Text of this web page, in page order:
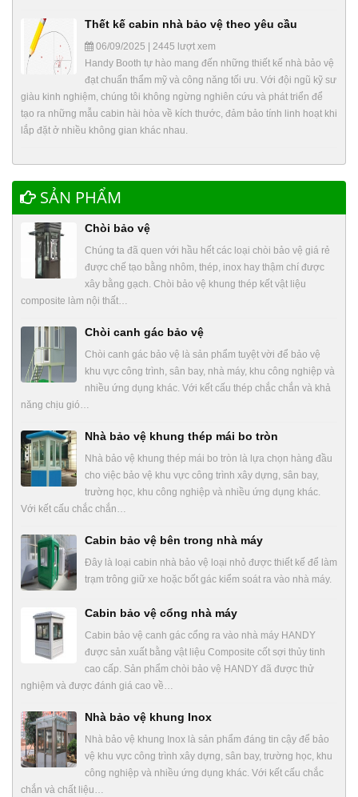
Thết kế cabin nhà bảo vệ theo yêu cầu
06/09/2025 | 2445 lượt xem
Handy Booth tự hào mang đến những thiết kế nhà bảo vệ
đạt chuẩn thẩm mỹ và công năng tối ưu. Với đội ngũ kỹ sư
giàu kinh nghiệm, chúng tôi không ngừng nghiên cứu và phát triển để
tạo ra những mẫu cabin hài hòa về kích thước, đảm bảo tính linh hoạt khi
lắp đặt ở nhiều không gian khác nhau.
SẢN PHẨM
Chòi bảo vệ
Chúng ta đã quen với hầu hết các loại chòi bảo vệ giá rẻ
được chế tạo bằng nhôm, thép, inox hay thậm chí được
xây bằng gạch. Chòi bảo vệ khung thép kết vật liệu
composite làm nội thất…
Chòi canh gác bảo vệ
Chòi canh gác bảo vệ là sản phẩm tuyệt vời để bảo vệ
khu vực công trình, sân bay, nhà máy, khu công nghiệp và
nhiều ứng dụng khác. Với kết cấu thép chắc chắn và khả
năng chịu gió…
Nhà bảo vệ khung thép mái bo tròn
Nhà bảo vệ khung thép mái bo tròn là lựa chọn hàng đầu
cho việc bảo vệ khu vực công trình xây dựng, sân bay,
trường học, khu công nghiệp và nhiều ứng dụng khác.
Với kết cấu chắc chắn…
Cabin bảo vệ bên trong nhà máy
Đây là loại cabin nhà bảo vệ loại nhỏ được thiết kế để làm
trạm trông giữ xe hoặc bốt gác kiểm soát ra vào nhà máy.
Cabin bảo vệ cổng nhà máy
Cabin bảo vệ canh gác cổng ra vào nhà máy HANDY
được sản xuất bằng vật liệu Composite cốt sợi thủy tinh
cao cấp. Sản phẩm chòi bảo vệ HANDY đã được thử
nghiệm và được đánh giá cao về…
Nhà bảo vệ khung Inox
Nhà bảo vệ khung Inox là sản phẩm đáng tin cậy để bảo
vệ khu vực công trình xây dựng, sân bay, trường học, khu
công nghiệp và nhiều ứng dụng khác. Với kết cấu chắc
chắn và chất liệu…